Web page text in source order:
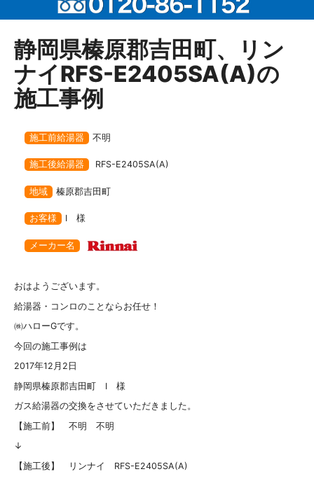
静岡県榛原郡吉田町、リン
ナイRFS-E2405SA(A)の
施工事例
施工前給湯器 不明
施工後給湯器 RFS-E2405SA(A)
地域 榛原郡吉田町
お客様 I 様
メーカー名
おはようございます。
給湯器・コンロのことならお任せ！
㈱ハローGです。
今回の施工事例は
2017年12月2日
静岡県榛原郡吉田町 I 様
ガス給湯器の交換をさせていただきました。
【施工前】 不明 不明
↓
【施工後】 リンナイ RFS-E2405SA(A)